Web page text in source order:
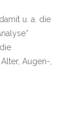
u. a. die
Augen-,